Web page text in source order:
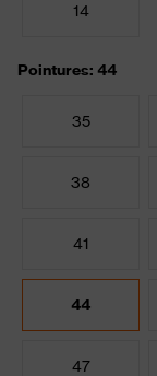
14
Pointures: 44
35
38
41
44
47